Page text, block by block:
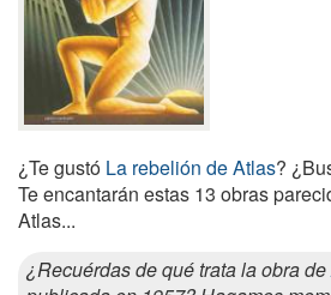
¿Te gustó La rebelión de Atlas?
Te encantarán estas 13 obras
Atlas...
¿Recuérdas de qué trata la obra de